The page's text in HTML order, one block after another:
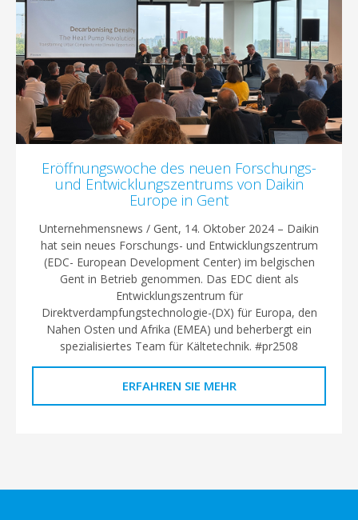
Eröffnungswoche des neuen Forschungs-
und Entwicklungszentrums von Daikin
Europe in Gent
Unternehmensnews / Gent, 14. Oktober 2024 – Daikin
hat sein neues Forschungs- und Entwicklungszentrum
(EDC- European Development Center) im belgischen
Gent in Betrieb genommen. Das EDC dient als
Entwicklungszentrum für
Direktverdampfungstechnologie-(DX) für Europa, den
Nahen Osten und Afrika (EMEA) und beherbergt ein
spezialisiertes Team für Kältetechnik. #pr2508
ERFAHREN SIE MEHR